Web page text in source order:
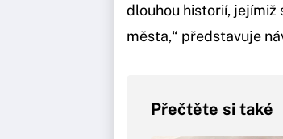
dlouhou historií, jejímiž
města,“ představuje
Přečtěte si také